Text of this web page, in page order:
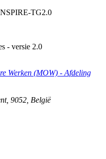
TG2.0
- versie 2.0
Werken (MOW) - Afdeling
, 9052 België